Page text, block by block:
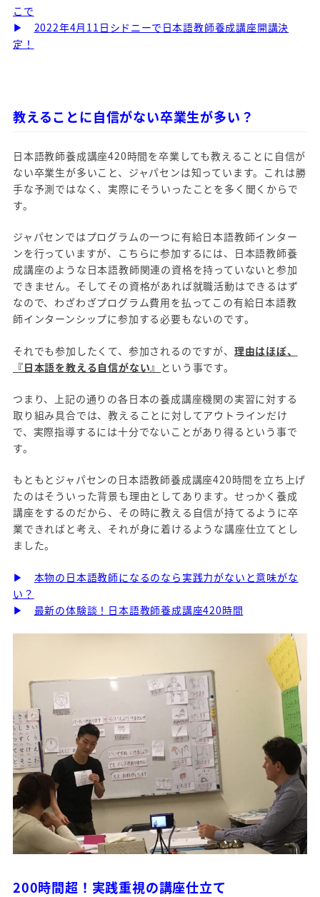
こで
▶
2022年4月11日シドニーで日本語教師養成講座開講決
定！
教えることに自信がない卒業生が多い？
日本語教師養成講座420時間を卒業しても教えることに自信が
ない卒業生が多いこと、ジャパセンは知っています。これは勝
手な予測ではなく、実際にそういったことを多く聞くからで
す。
ジャパセンではプログラムの一つに有給日本語教師インター
ンを行っていますが、こちらに参加するには、日本語教師養
成講座のような日本語教師関連の資格を持っていないと参加
できません。そしてその資格があれば就職活動はできるはず
なので、わざわざプログラム費用を払ってこの有給日本語教
師インターンシップに参加する必要もないのです。
それでも参加したくて、参加されるのですが、 理由はほぼ、
『日本語を教える自信がない』 という事です。
つまり、上記の通りの各日本の養成講座機関の実習に対する
取り組み具合では、教えることに対してアウトラインだけ
で、実際指導するには十分でないことがあり得るという事で
す。
もともとジャパセンの日本語教師養成講座420時間を立ち上げ
たのはそういった背景も理由としてあります。せっかく養成
講座をするのだから、その時に教える自信が持てるように卒
業できればと考え、それが身に着けるような講座仕立てとし
ました。
▶
本物の日本語教師になるのなら実践力がないと意味がな
い？
▶
最新の体験談！日本語教師養成講座420時間
200時間超！実践重視の講座仕立て